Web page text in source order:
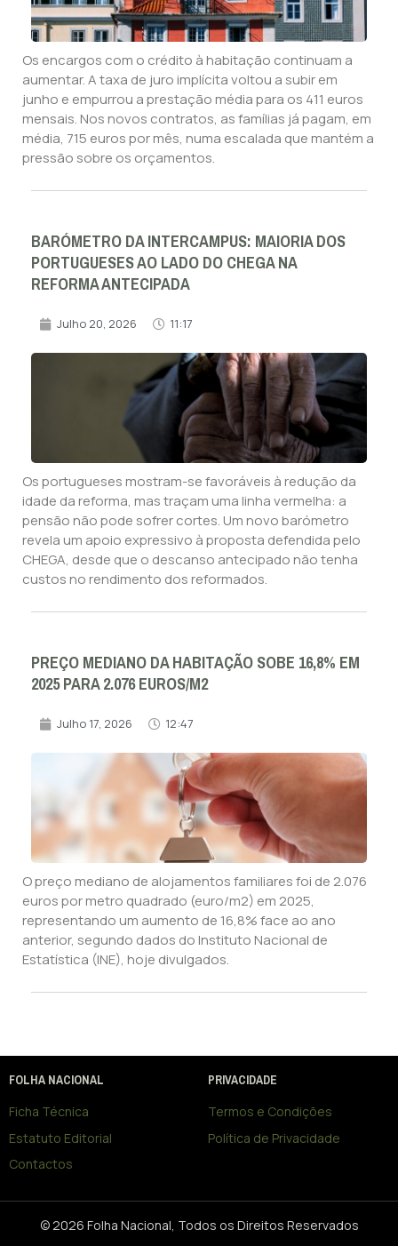
Os encargos com o crédito à habitação continuam a
aumentar. A taxa de juro implícita voltou a subir em
junho e empurrou a prestação média para os 411 euros
mensais. Nos novos contratos, as famílias já pagam, em
média, 715 euros por mês, numa escalada que mantém a
pressão sobre os orçamentos.
BARÓMETRO DA INTERCAMPUS: MAIORIA DOS
PORTUGUESES AO LADO DO CHEGA NA
REFORMA ANTECIPADA
Julho 20, 2026 11:17
Os portugueses mostram-se favoráveis à redução da
idade da reforma, mas traçam uma linha vermelha: a
pensão não pode sofrer cortes. Um novo barómetro
revela um apoio expressivo à proposta defendida pelo
CHEGA, desde que o descanso antecipado não tenha
custos no rendimento dos reformados.
PREÇO MEDIANO DA HABITAÇÃO SOBE 16,8% EM
2025 PARA 2.076 EUROS/M2
Julho 17, 2026 12:47
O preço mediano de alojamentos familiares foi de 2.076
euros por metro quadrado (euro/m2) em 2025,
representando um aumento de 16,8% face ao ano
anterior, segundo dados do Instituto Nacional de
Estatística (INE), hoje divulgados.
FOLHA NACIONAL
Ficha Técnica
Estatuto Editorial
Contactos
PRIVACIDADE
Termos e Condições
Política de Privacidade
© 2026 Folha Nacional, Todos os Direitos Reservados